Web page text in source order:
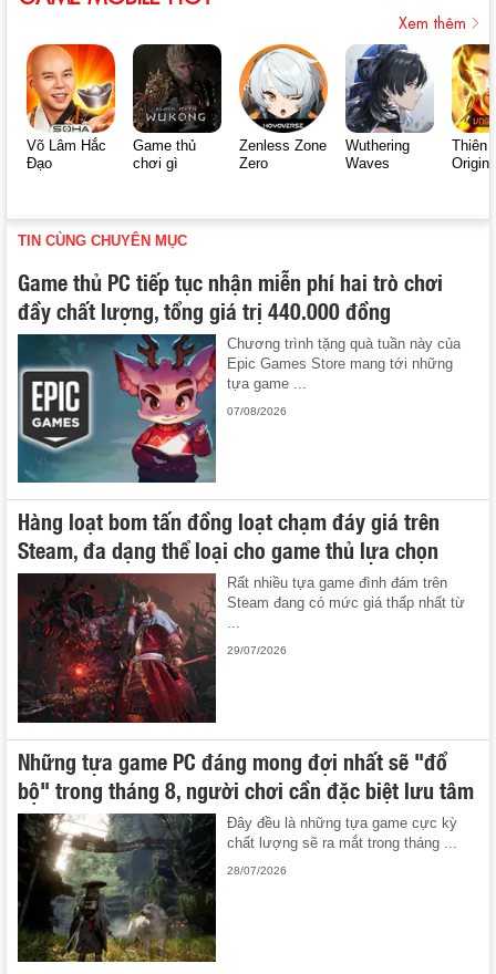
Xem thêm
Võ Lâm Hắc
Đạo
Game thủ
chơi gì
Zenless Zone
Zero
Wuthering
Waves
Thiên
Origin
TIN CÙNG CHUYÊN MỤC
Game thủ PC tiếp tục nhận miễn phí hai trò chơi
đầy chất lượng, tổng giá trị 440.000 đồng
Chương trình tặng quà tuần này của
Epic Games Store mang tới những
tựa game ...
07/08/2026
Hàng loạt bom tấn đồng loạt chạm đáy giá trên
Steam, đa dạng thể loại cho game thủ lựa chọn
Rất nhiều tựa game đình đám trên
Steam đang có mức giá thấp nhất từ
...
29/07/2026
Những tựa game PC đáng mong đợi nhất sẽ "đổ
bộ" trong tháng 8, người chơi cần đặc biệt lưu tâm
Đây đều là những tựa game cực kỳ
chất lượng sẽ ra mắt trong tháng ...
28/07/2026